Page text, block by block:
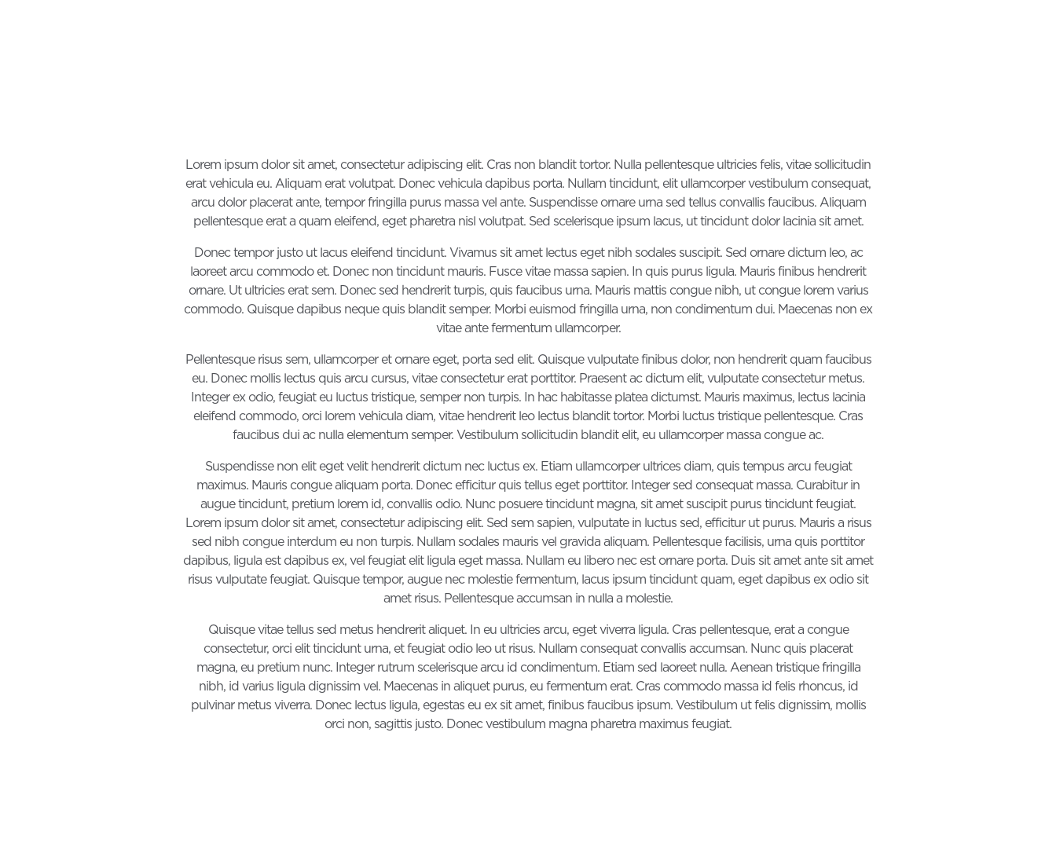
Lorem ipsum dolor sit amet, consectetur adipiscing elit. Cras non blandit tortor. Nulla pellentesque ultricies felis, vitae sollicitudin
erat vehicula eu. Aliquam erat volutpat. Donec vehicula dapibus porta. Nullam tincidunt, elit ullamcorper vestibulum consequat,
arcu dolor placerat ante, tempor fringilla purus massa vel ante. Suspendisse ornare urna sed tellus convallis faucibus. Aliquam
pellentesque erat a quam eleifend, eget pharetra nisl volutpat. Sed scelerisque ipsum lacus, ut tincidunt dolor lacinia sit amet.
Donec tempor justo ut lacus eleifend tincidunt. Vivamus sit amet lectus eget nibh sodales suscipit. Sed ornare dictum leo, ac
laoreet arcu commodo et. Donec non tincidunt mauris. Fusce vitae massa sapien. In quis purus ligula. Mauris finibus hendrerit
ornare. Ut ultricies erat sem. Donec sed hendrerit turpis, quis faucibus urna. Mauris mattis congue nibh, ut congue lorem varius
commodo. Quisque dapibus neque quis blandit semper. Morbi euismod fringilla urna, non condimentum dui. Maecenas non ex
vitae ante fermentum ullamcorper.
Pellentesque risus sem, ullamcorper et ornare eget, porta sed elit. Quisque vulputate finibus dolor, non hendrerit quam faucibus
eu. Donec mollis lectus quis arcu cursus, vitae consectetur erat porttitor. Praesent ac dictum elit, vulputate consectetur metus.
Integer ex odio, feugiat eu luctus tristique, semper non turpis. In hac habitasse platea dictumst. Mauris maximus, lectus lacinia
eleifend commodo, orci lorem vehicula diam, vitae hendrerit leo lectus blandit tortor. Morbi luctus tristique pellentesque. Cras
faucibus dui ac nulla elementum semper. Vestibulum sollicitudin blandit elit, eu ullamcorper massa congue ac.
Suspendisse non elit eget velit hendrerit dictum nec luctus ex. Etiam ullamcorper ultrices diam, quis tempus arcu feugiat
maximus. Mauris congue aliquam porta. Donec efficitur quis tellus eget porttitor. Integer sed consequat massa. Curabitur in
augue tincidunt, pretium lorem id, convallis odio. Nunc posuere tincidunt magna, sit amet suscipit purus tincidunt feugiat.
Lorem ipsum dolor sit amet, consectetur adipiscing elit. Sed sem sapien, vulputate in luctus sed, efficitur ut purus. Mauris a risus
sed nibh congue interdum eu non turpis. Nullam sodales mauris vel gravida aliquam. Pellentesque facilisis, urna quis porttitor
dapibus, ligula est dapibus ex, vel feugiat elit ligula eget massa. Nullam eu libero nec est ornare porta. Duis sit amet ante sit amet
risus vulputate feugiat. Quisque tempor, augue nec molestie fermentum, lacus ipsum tincidunt quam, eget dapibus ex odio sit
amet risus. Pellentesque accumsan in nulla a molestie.
Quisque vitae tellus sed metus hendrerit aliquet. In eu ultricies arcu, eget viverra ligula. Cras pellentesque, erat a congue
consectetur, orci elit tincidunt urna, et feugiat odio leo ut risus. Nullam consequat convallis accumsan. Nunc quis placerat
magna, eu pretium nunc. Integer rutrum scelerisque arcu id condimentum. Etiam sed laoreet nulla. Aenean tristique fringilla
nibh, id varius ligula dignissim vel. Maecenas in aliquet purus, eu fermentum erat. Cras commodo massa id felis rhoncus, id
pulvinar metus viverra. Donec lectus ligula, egestas eu ex sit amet, finibus faucibus ipsum. Vestibulum ut felis dignissim, mollis
orci non, sagittis justo. Donec vestibulum magna pharetra maximus feugiat.